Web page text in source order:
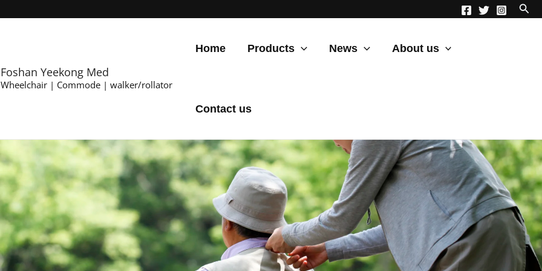
Foshan Yeekong Med
Wheelchair | Commode | walker/rollator
Home Products News About us
Contact us